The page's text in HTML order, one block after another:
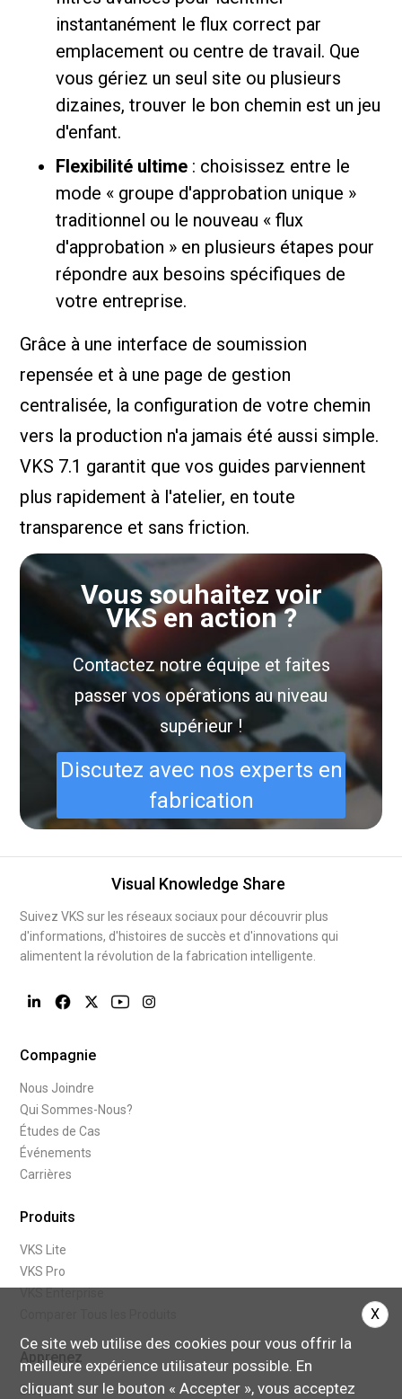
instantanément le flux correct par
emplacement ou centre de travail. Que
vous gériez un seul site ou plusieurs
dizaines, trouver le bon chemin est un jeu
d'enfant.
Flexibilité ultime : choisissez entre le
mode « groupe d'approbation unique »
traditionnel ou le nouveau « flux
d'approbation » en plusieurs étapes pour
répondre aux besoins spécifiques de
votre entreprise.
Grâce à une interface de soumission
repensée et à une page de gestion
centralisée, la configuration de votre chemin
vers la production n'a jamais été aussi simple.
VKS 7.1 garantit que vos guides parviennent
plus rapidement à l'atelier, en toute
transparence et sans friction.
Vous souhaitez voir
VKS en action ?
Contactez notre équipe et faites
passer vos opérations au niveau
supérieur !
Discutez avec nos experts en
fabrication
Ce site web utilise des cookies pour vous offrir la
meilleure expérience utilisateur possible. En
cliquant sur le bouton « Accepter », vous acceptez
X
Visual Knowledge Share
Suivez VKS sur les réseaux sociaux pour découvrir plus
d'informations, d'histoires de succès et d'innovations qui
alimentent la révolution de la fabrication intelligente.
Compagnie
Nous Joindre
Qui Sommes-Nous?
Études de Cas
Événements
Carrières
Produits
VKS Lite
VKS Pro
Apprenez
Blogue